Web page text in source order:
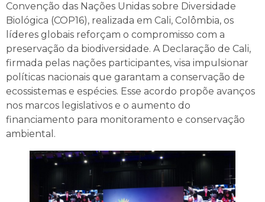
Convenção das Nações Unidas sobre Diversidade
Biológica (COP16), realizada em Cali, Colômbia, os
líderes globais reforçam o compromisso com a
preservação da biodiversidade. A Declaração de Cali,
firmada pelas nações participantes, visa impulsionar
políticas nacionais que garantam a conservação de
ecossistemas e espécies. Esse acordo propõe avanços
nos marcos legislativos e o aumento do
financiamento para monitoramento e conservação
ambiental.